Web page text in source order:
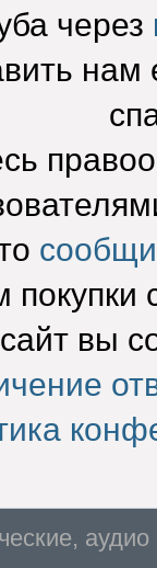
через
нам
покупки
вы